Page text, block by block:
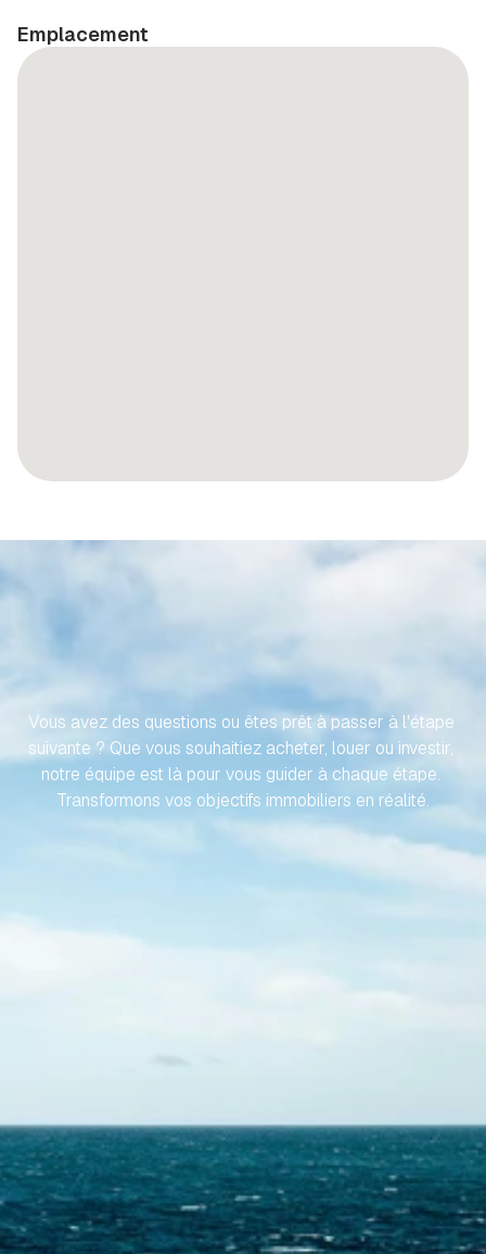
Emplacement
EFFORT
Vous avez des questions ou êtes prêt à passer à l'étape
suivante ? Que vous souhaitiez acheter, louer ou investir,
notre équipe est là pour vous guider à chaque étape.
Transformons vos objectifs immobiliers en réalité.